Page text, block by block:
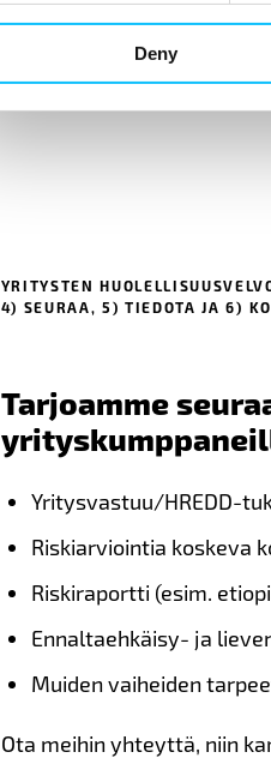
Deny
YRITYSTEN
4) SEURAA, 5) TIEDOTA JA 6)
Tarjoamme
Yritysvastuu/HREDD-
Riskiarviointia koskeva
Riskiraportti (esim.
Ennaltaehkäisy- ja
Muiden vaiheiden
Ota meihin yhteyttä, niin